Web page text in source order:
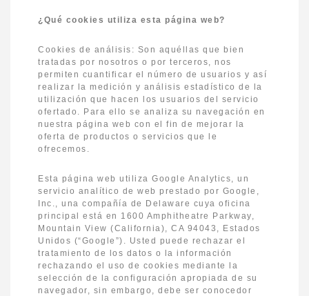
¿Qué cookies utiliza esta página web?
Cookies de análisis: Son aquéllas que bien
tratadas por nosotros o por terceros, nos
permiten cuantificar el número de usuarios y así
realizar la medición y análisis estadístico de la
utilización que hacen los usuarios del servicio
ofertado. Para ello se analiza su navegación en
nuestra página web con el fin de mejorar la
oferta de productos o servicios que le
ofrecemos.
Esta página web utiliza Google Analytics, un
servicio analítico de web prestado por Google,
Inc., una compañía de Delaware cuya oficina
principal está en 1600 Amphitheatre Parkway,
Mountain View (California), CA 94043, Estados
Unidos (“Google”). Usted puede rechazar el
tratamiento de los datos o la información
rechazando el uso de cookies mediante la
selección de la configuración apropiada de su
navegador, sin embargo, debe ser conocedor